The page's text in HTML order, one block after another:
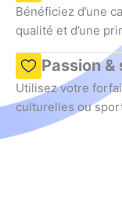
Bénéficiez d’une
qualité et d’une
Passion &
Utilisez votre
culturelles ou